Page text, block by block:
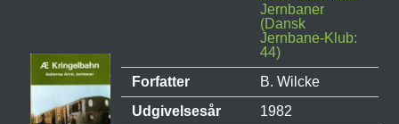
Jernbaner
(Dansk
Jernbane-Klub:
44)
Forfatter
B. Wilcke
Udgivelsesår
1982